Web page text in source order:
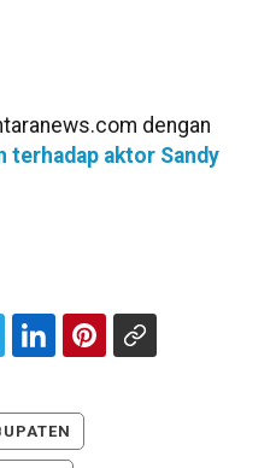
dengan
terhadap aktor Sandy